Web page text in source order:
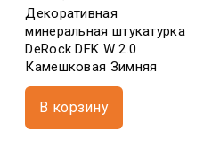
Декоративная
минеральная штукатурка
DeRock DFK W 2.0
Камешковая Зимняя
В корзину